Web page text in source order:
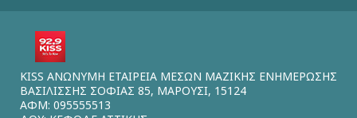
KISS ΑΝΩΝΥΜΗ ΕΤΑΙΡΕΙΑ ΜΕΣΩΝ ΜΑΖΙΚΗΣ ΕΝΗΜΕΡΩΣΗΣ
ΒΑΣΙΛΙΣΣΗΣ ΣΟΦΙΑΣ 85, ΜΑΡΟΥΣΙ, 15124
ΑΦΜ: 095555513